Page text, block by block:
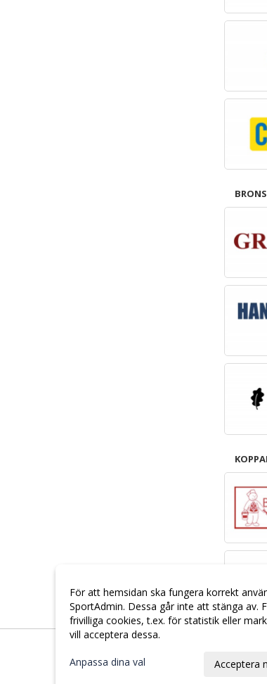
För att hemsidan ska fungera korrekt
SportAdmin. Dessa går inte att stänga av.
frivilliga cookies, t.ex. för statistik eller
vill acceptera dessa.
Anpassa dina val Acceptera